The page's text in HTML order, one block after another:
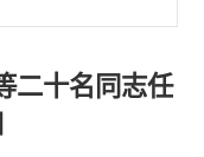
二十名同志任